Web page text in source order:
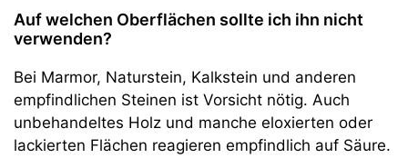
Auf welchen Oberflächen sollte ich ihn nicht
verwenden?
Bei Marmor, Naturstein, Kalkstein und anderen
empfindlichen Steinen ist Vorsicht nötig. Auch
unbehandeltes Holz und manche eloxierten oder
lackierten Flächen reagieren empfindlich auf Säure.